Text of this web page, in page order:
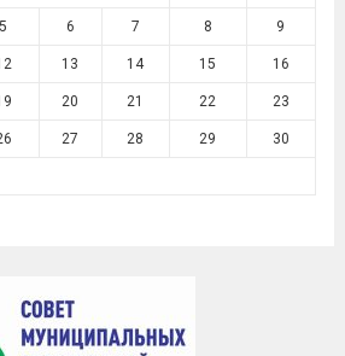
5 6 7 8 9
13 14 15 16
20 21 22 23
27 28 29 30